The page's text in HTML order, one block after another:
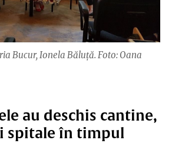
Bucur, Ionela Băluță. Foto: Oana
au deschis cantine,
spitale în timpul